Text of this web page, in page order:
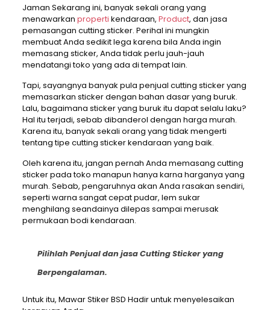
Jaman Sekarang ini, banyak sekali orang yang
menawarkan properti kendaraan, Product, dan jasa
pemasangan cutting sticker. Perihal ini mungkin
membuat Anda sedikit lega karena bila Anda ingin
memasang sticker, Anda tidak perlu jauh-jauh
mendatangi toko yang ada di tempat lain.
Tapi, sayangnya banyak pula penjual cutting sticker yang
memasarkan sticker dengan bahan dasar yang buruk.
Lalu, bagaimana sticker yang buruk itu dapat selalu laku?
Hal itu terjadi, sebab dibanderol dengan harga murah.
Karena itu, banyak sekali orang yang tidak mengerti
tentang tipe cutting sticker kendaraan yang baik.
Oleh karena itu, jangan pernah Anda memasang cutting
sticker pada toko manapun hanya karna harganya yang
murah. Sebab, pengaruhnya akan Anda rasakan sendiri,
seperti warna sangat cepat pudar, lem sukar
menghilang seandainya dilepas sampai merusak
permukaan bodi kendaraan.
Pilihlah Penjual dan jasa Cutting Sticker yang
Berpengalaman.
Untuk itu, Mawar Stiker BSD Hadir untuk menyelesaikan